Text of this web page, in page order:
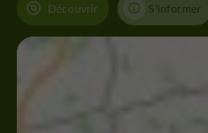
Découvrir S'informer